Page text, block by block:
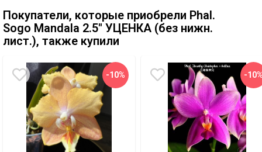
Покупатели, которые приобрели Phal.
Sogo Mandala 2.5'' УЦЕНКА (без нижн.
лист.), также купили
-10% -